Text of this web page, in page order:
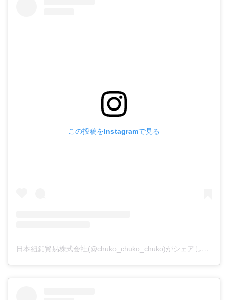
この投稿をInstagramで見る
日本紐釦貿易株式会社(@chuko_chuko_chuko)がシェアした投稿